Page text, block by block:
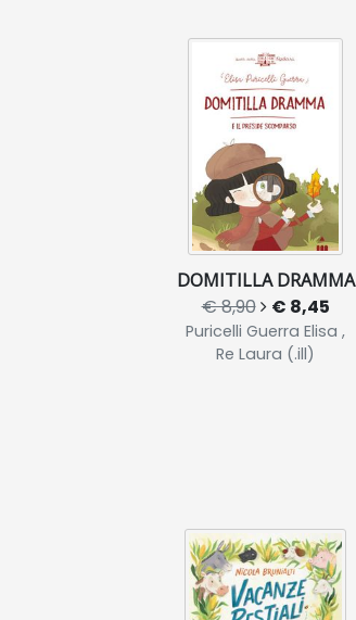
DOMITILLA DRAMMA
€ 8,90 € 8,45
Puricelli Guerra Elisa ,
Re Laura (.ill)